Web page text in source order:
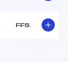
FFS